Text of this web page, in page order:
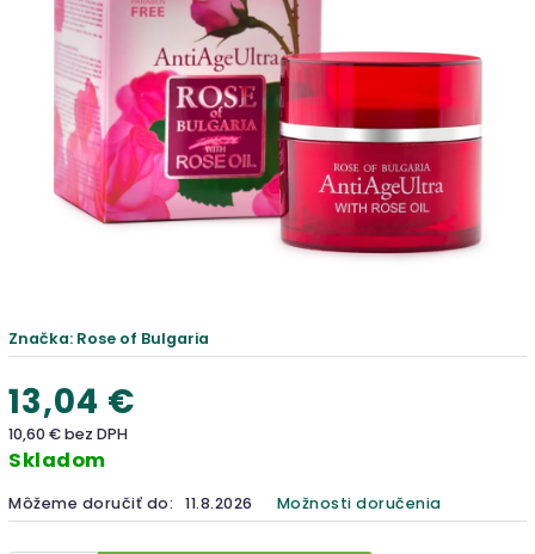
Značka: Rose of Bulgaria
13,04 €
10,60 € bez DPH
Skladom
Môžeme doručiť do: 11.8.2026 Možnosti doručenia